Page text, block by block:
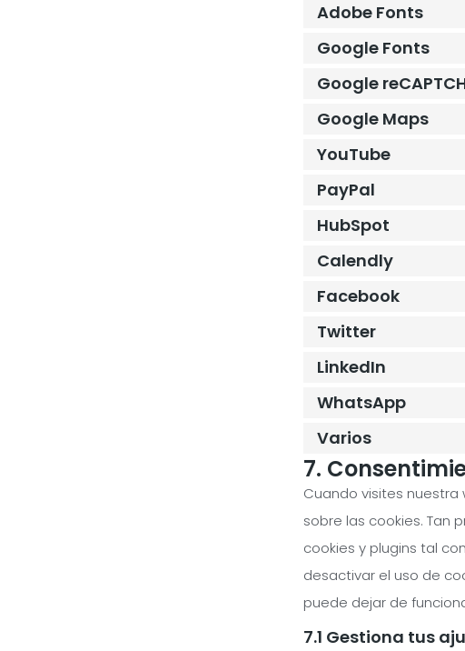
Adobe Fonts
Google Fonts
Google
Google Maps
YouTube
PayPal
HubSpot
Calendly
Facebook
Twitter
LinkedIn
WhatsApp
Varios
7.
Cuando visites
sobre las cookies. Tan
cookies y plugins tal
desactivar el uso de
puede dejar de
7.1 Gestiona tus